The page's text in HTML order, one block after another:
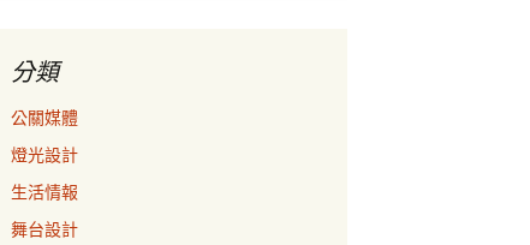
分類
公關媒體
燈光設計
生活情報
舞台設計